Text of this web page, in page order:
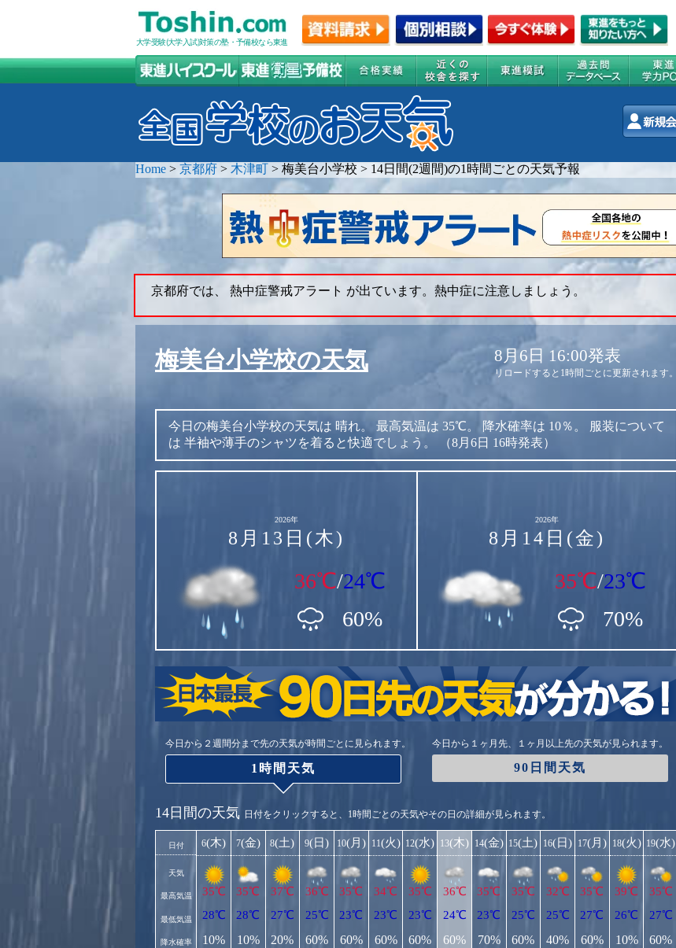
大学受験(大学入試)対策の塾・予備校なら東進
Home > 京都府 > 木津町 > 梅美台小学校 > 14日間(2週間)の1時間ごとの天気予報
京都府では、 熱中症警戒アラート が出ています。熱中症に注意しましょう。
梅美台小学校の天気 8月6日 16:00発表
リロードすると1時間ごとに更新されます。
今日の梅美台小学校の天気は 晴れ。 最高気温は 35℃。 降水確率は 10％。
服装について
は 半袖や薄手のシャツを着ると快適でしょう。 （8月6日 16時発表）
2026年
8月13日(木)
36℃/24℃
60%
2026年
8月14日(金)
35℃/23℃
70%
今日から２週間分まで先の天気が時間ごとに見られます。
1時間天気
今日から１ヶ月先、１ヶ月以上先の天気が見られます。
90日間天気
14日間の天気 日付をクリックすると、1時間ごとの天気やその日の詳細が見られます。
日付
天気
最高気温
最低気温
降水確率
6(木)
35℃
28℃
10%
7(金)
35℃
28℃
10%
8(土)
37℃
27℃
20%
9(日)
36℃
25℃
60%
10(月)
35℃
23℃
60%
11(火)
34℃
23℃
60%
12(水)
35℃
23℃
60%
13(木)
36℃
24℃
60%
14(金)
35℃
23℃
70%
15(土)
35℃
25℃
60%
16(日)
32℃
25℃
40%
17(月)
35℃
27℃
60%
18(火)
39℃
26℃
10%
19(水)
35℃
27℃
60%